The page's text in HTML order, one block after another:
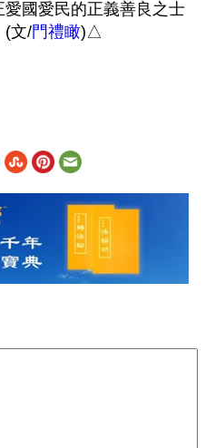
國愛民的正義善良之士
(文/門禮瞰)△